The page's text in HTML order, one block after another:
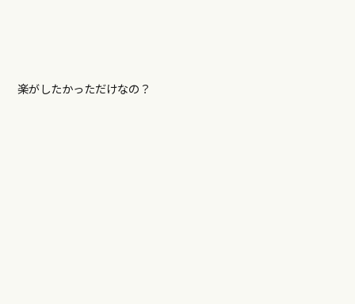
楽がしたかっただけなの？